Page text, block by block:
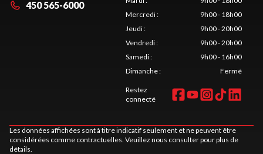
450 565-6000
Mercredi:
9h00 - 18h00
Jeudi:
9h00 - 20h00
Vendredi:
9h00 - 20h00
Samedi:
9h00 - 16h00
Dimanche: Fermé
Restez
connecté
Les données affichées sont à titre indicatif seulement et ne peuvent être
considérées comme contractuelles. Veuillez nous consulter pour plus de
détails.